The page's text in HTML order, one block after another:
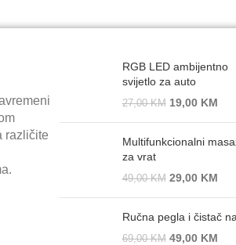
različite
RGB LED ambijentno
svijetlo za auto
27,00KM 19,00 KM
Multifunkcionalni
za vrat
49,00KM 29,00 KM
Ručna pegla i čistač
69,00KM 49,00 KM